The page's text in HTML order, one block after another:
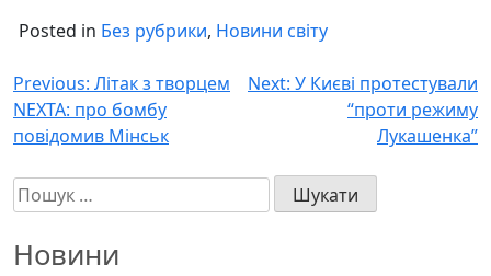
Posted in Без рубрики, Новини світу
Навігація
записів
Previous: Літак з творцем
NEXTA: про бомбу
повідомив Мінськ
Next: У Києві протестували
“проти режиму
Лукашенка”
Пошук:
Новини